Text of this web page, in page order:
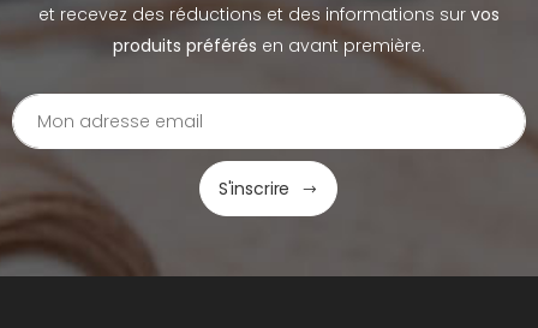
et recevez des réductions et des informations sur vos
produits préférés en avant première.
S'inscrire